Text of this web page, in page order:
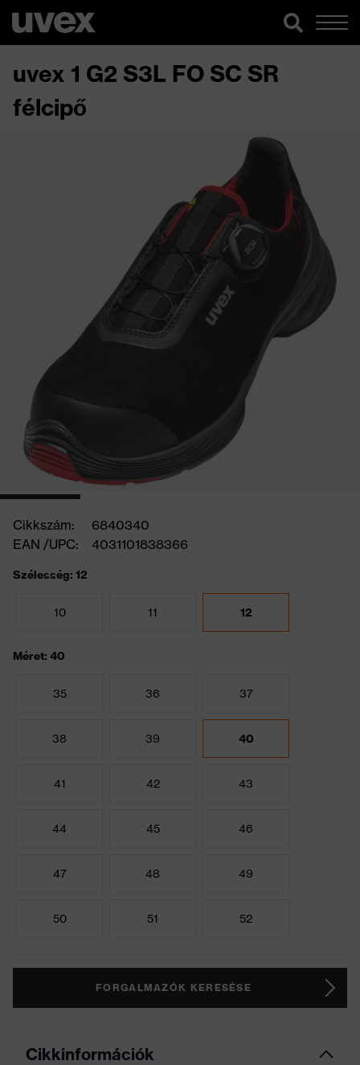
uvex 1 G2 S3L FO SC SR
félcipő
Cikkszám:
6840340
EAN /UPC:
4031101838366
Szélesség: 12
10 11 12
Méret: 40
35 36 37
38 39 40
41 42 43
44 45 46
47 48 49
50 51 52
FORGALMAZÓK KERESÉSE
Cikkinformációk